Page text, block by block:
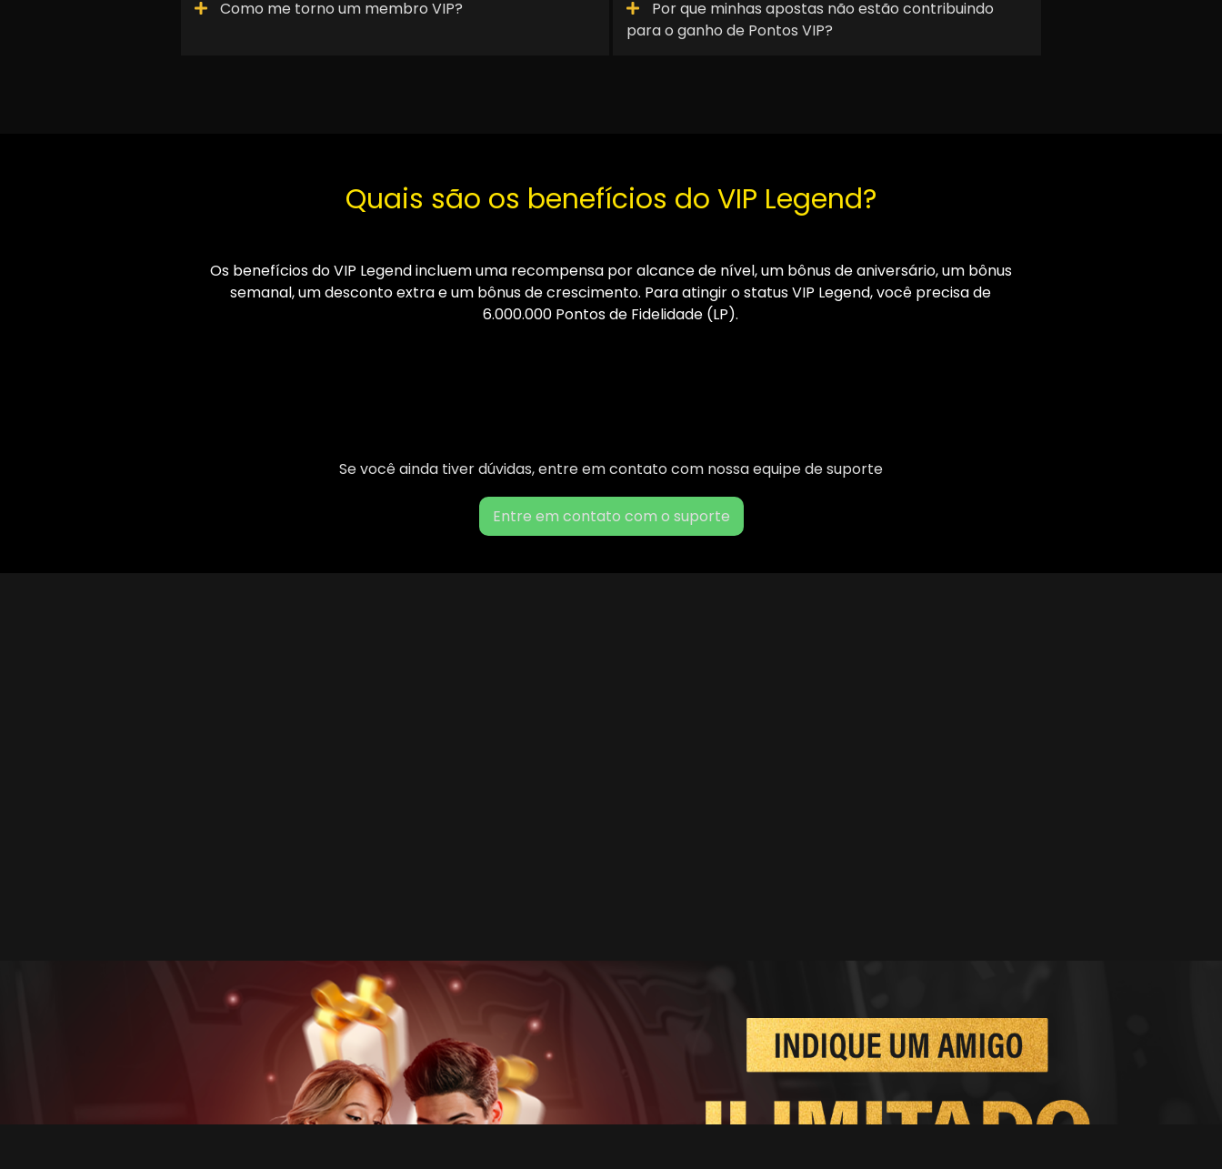
Como me torno um membro VIP?
Por que minhas apostas não estão contribuindo
para o ganho de Pontos VIP?
Quais são os benefícios do VIP Legend?
Os benefícios do VIP Legend incluem uma recompensa por alcance de nível, um bônus de aniversário, um bônus
semanal, um desconto extra e um bônus de crescimento. Para atingir o status VIP Legend, você precisa de
6.000.000 Pontos de Fidelidade (LP).
Se você ainda tiver dúvidas, entre em contato com nossa equipe de suporte
Entre em contato com o suporte